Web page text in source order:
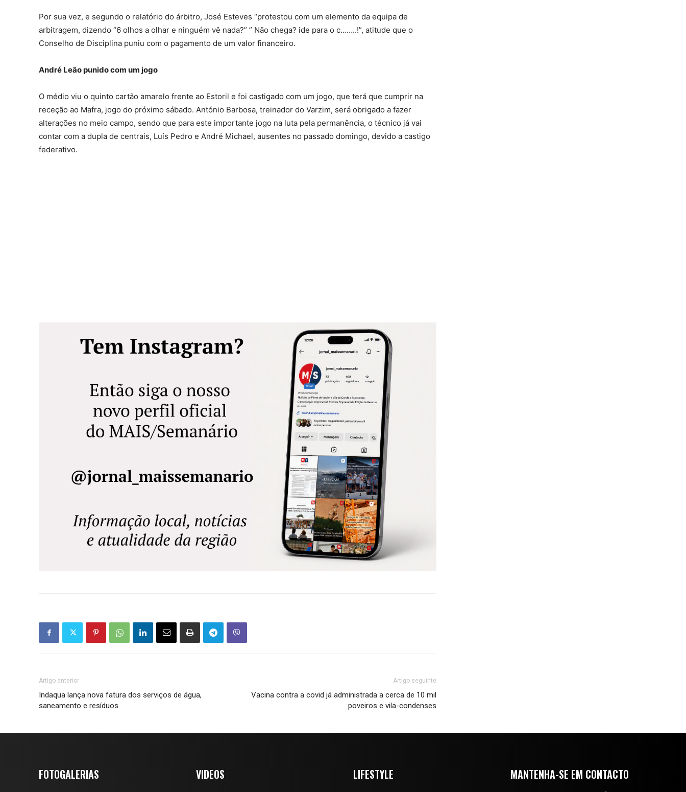
Por sua vez, e segundo o relatório do árbitro, José Esteves “protestou com um elemento da equipa de
arbitragem, dizendo “6 olhos a olhar e ninguém vê nada?” ” Não chega? ide para o c……..!”, atitude que o
Conselho de Disciplina puniu com o pagamento de um valor financeiro.
André Leão punido com um jogo
O médio viu o quinto cartão amarelo frente ao Estoril e foi castigado com um jogo, que terá que cumprir na
receção ao Mafra, jogo do próximo sábado. António Barbosa, treinador do Varzim, será obrigado a fazer
alterações no meio campo, sendo que para este importante jogo na luta pela permanência, o técnico já vai
contar com a dupla de centrais, Luís Pedro e André Michael, ausentes no passado domingo, devido a castigo
federativo.
Artigo anterior
Indaqua lança nova fatura dos serviços de água,
saneamento e resíduos
Artigo seguinte
Vacina contra a covid já administrada a cerca de 10 mil
poveiros e vila-condenses
FOTOGALERIAS VIDEOS LIFESTYLE MANTENHA-SE EM CONTACTO